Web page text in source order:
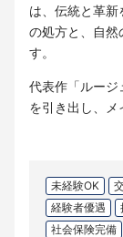
は、伝統と革
の処方と、自然
す。
代表作「ルージ
を引き出し、メ
未経験OK
経験者優遇
社会保険完備